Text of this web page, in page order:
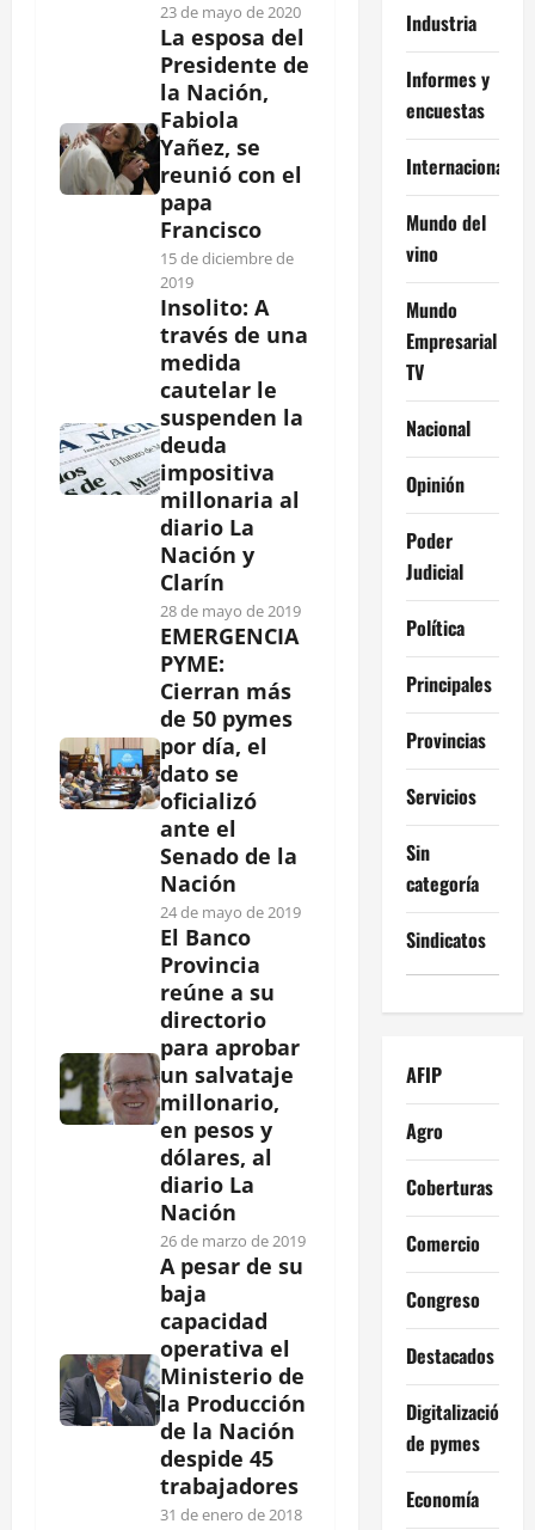
23 de mayo de 2020
La esposa del
Presidente de
la Nación,
Fabiola
Yañez, se
reunió con el
papa
Francisco
15 de diciembre de
2019
Insolito: A
través de una
medida
cautelar le
suspenden la
deuda
impositiva
millonaria al
diario La
Nación y
Clarín
28 de mayo de 2019
EMERGENCIA
PYME:
Cierran más
de 50 pymes
por día, el
dato se
oficializó
ante el
Senado de la
Nación
24 de mayo de 2019
El Banco
Provincia
reúne a su
directorio
para aprobar
un salvataje
millonario,
en pesos y
dólares, al
diario La
Nación
26 de marzo de 2019
A pesar de su
baja
capacidad
operativa el
Ministerio de
la Producción
de la Nación
despide 45
trabajadores
31 de enero de 2018
Industria
Informes y
encuestas
Internacional
Mundo del
vino
Mundo
Empresarial
TV
Nacional
Opinión
Poder
Judicial
Política
Principales
Provincias
Servicios
Sin
categoría
Sindicatos
AFIP
Agro
Coberturas
Comercio
Congreso
Destacados
Digitalización
de pymes
Economía